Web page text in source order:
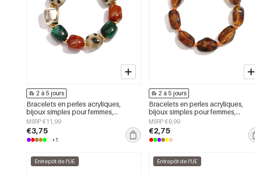
2 à 5 jours
Bracelets en perles acryliques,
bijoux simples pour femmes,
collection Daily Simple
MSRP €11,99
€3,75
+1
2 à 5 jours
Bracelets en perles acryliques,
bijoux simples pour femmes,
collection Daily Simple
MSRP €8,99
€2,75
Entrepôt de l'UE Entrepôt de l'UE